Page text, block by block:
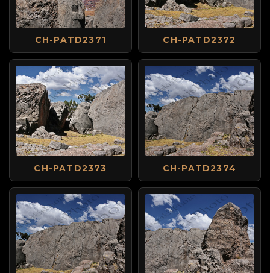
CH-PATD2371 CH-PATD2372
CH-PATD2373 CH-PATD2374